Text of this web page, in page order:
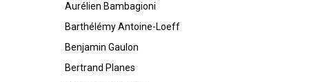
Aurélien Bambagioni
Barthélémy Antoine-Loeff
Benjamin Gaulon
Bertrand Planes